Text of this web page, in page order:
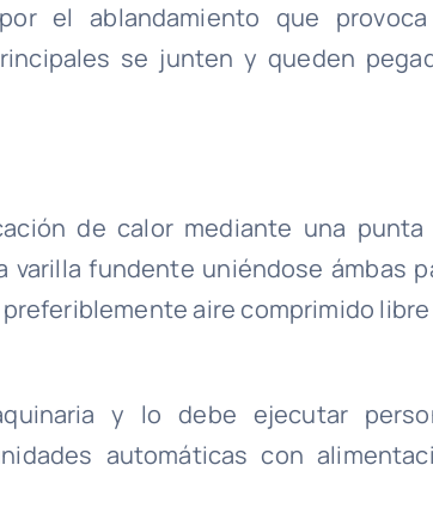
el ablandamiento que
se junten y queden
de calor mediante una punta
fundente uniéndose ámbas
aire comprimido
y lo debe ejecutar
automáticas con